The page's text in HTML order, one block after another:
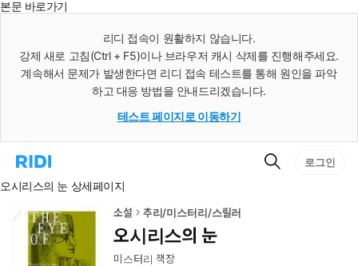
본문 바로가기
리디 접속이 원활하지 않습니다.
강제 새로 고침(Ctrl + F5)이나 브라우저 캐시 삭제를 진행해주세요.
계속해서 문제가 발생한다면 리디 접속 테스트를 통해 원인을 파악
하고 대응 방법을 안내드리겠습니다.
테스트 페이지로 이동하기
리
홈
로
검
로그인
오시리스의 눈 상세페이지
소설 추리/미스터리/스릴러
오시리스의 눈
미스터리 책장